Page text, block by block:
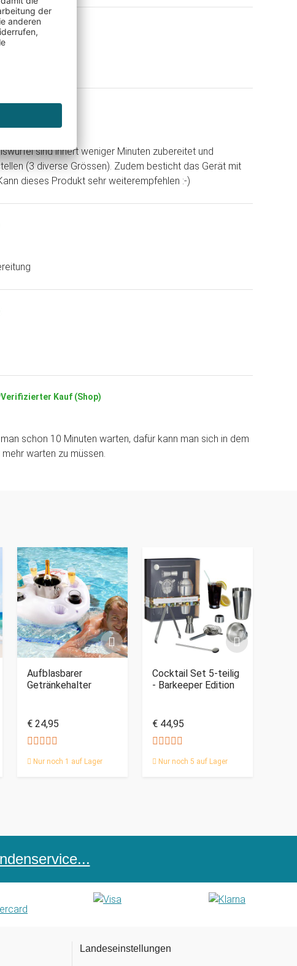
Gerät
sind innert weniger Minuten zubereitet und
(3 diverse Grössen). Zudem besticht das Gerät mit
dieses Produkt sehr weiterempfehlen :-)
Verifizierter Kauf (Shop)
schon 10 Minuten warten, dafür kann man sich in dem
warten zu müssen.
Aufblasbarer
Getränkehalter
€ 24,95
Nur noch 1 auf Lager
Cocktail Set 5-teilig
- Barkeeper Edition
€ 44,95
Nur noch 5 auf Lager
Landeseinstellungen